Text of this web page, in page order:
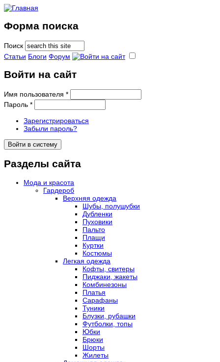
Форма поиска
Поиск
Статьи Блоги Форум
Войти на сайт
Имя пользователя *
Пароль *
Зарегистрироваться
Забыли пароль?
Разделы сайта
Мода и красота
Гардероб
Верхняя одежда
Шубы, полушубки
Дубленки
Пуховики
Пальто
Плащи
Куртки
Костюмы
Легкая одежда
Кофты, свитеры
Пиджаки, жакеты
Комбинезоны
Платья
Сарафаны
Туники
Блузки, рубашки
Футболки, топы
Юбки
Брюки
Шорты
Жилеты